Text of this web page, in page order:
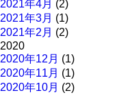
2021年4月 (2)
2021年3月 (1)
2021年2月 (2)
2020
2020年12月 (1)
2020年11月 (1)
2020年10月 (2)